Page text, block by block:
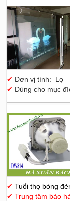
✔ Đơn vị tính: Lọ
✔ Dùng cho mục
✔ Tuổi thọ bóng
✔ Trung tâm bảo